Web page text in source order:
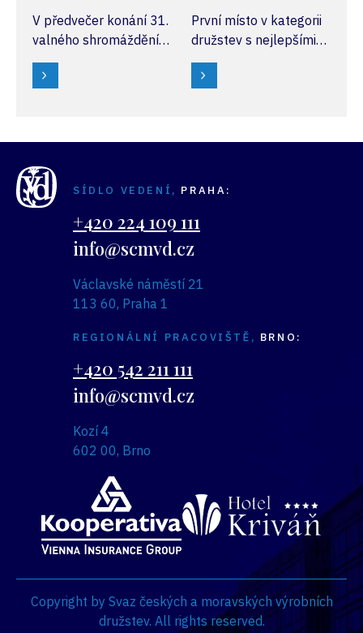
V předvečer konání 31.
valného shromáždění
SČMVD, které se
uskutečnilo v pondělí
soutěže DESIGN VD
a 13. ročníku soutěže
INOVACE VD.
První místo v kategorii
družstev s nejlepšími
ekonomickými výsledky
obhájilo
osoby se zdravotním
postižením, kde se
první umístilo
družstvo OTAVA Písek.
SÍDLO VEDENÍ, PRAHA:
+420 224 109 111
info@scmvd.cz
Václavské náměstí 21
113 60, Praha 1
REGIONÁLNÍ PRACOVIŠTĚ, BRNO:
+420 542 211 111
info@scmvd.cz
Kozí 4
602 00, Brno
Copyright by Svaz českých a moravských výrobních
družstev. All rights reserved.